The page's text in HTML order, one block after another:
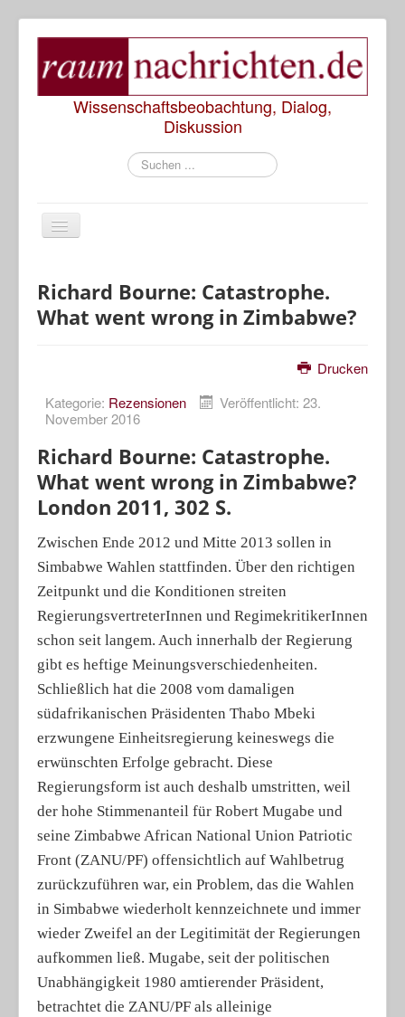
Wissenschaftsbeobachtung, Dialog,
Diskussion
Rezensionen
Diskussionen
Geographische Revue
Richard Bourne: Catastrophe.
What went wrong in Zimbabwe?
Drucken
Kategorie: Rezensionen
Veröffentlicht: 23.
November 2016
Richard Bourne: Catastrophe.
What went wrong in Zimbabwe?
London 2011, 302 S.
Zwischen Ende 2012 und Mitte 2013 sollen in
Simbabwe Wahlen stattfinden. Über den richtigen
Zeitpunkt und die Konditionen streiten
RegierungsvertreterInnen und RegimekritikerInnen
schon seit langem. Auch innerhalb der Regierung
gibt es heftige Meinungsverschiedenheiten.
Schließlich hat die 2008 vom damaligen
südafrikanischen Präsidenten Thabo Mbeki
erzwungene Einheitsregierung keineswegs die
erwünschten Erfolge gebracht. Diese
Regierungsform ist auch deshalb umstritten, weil
der hohe Stimmenanteil für Robert Mugabe und
seine Zimbabwe African National Union Pat­riotic
Front (ZANU/PF) offensichtlich auf Wahlbetrug
zurückzuführen war, ein Problem, das die Wahlen
in Simbabwe wiederholt kennzeichnete und immer
wieder Zweifel an der Legitimität der Regierungen
aufkommen ließ. Mugabe, seit der politischen
Unabhängigkeit 1980 amtierender Präsident,
betrachtet die ZANU/PF als alleinige